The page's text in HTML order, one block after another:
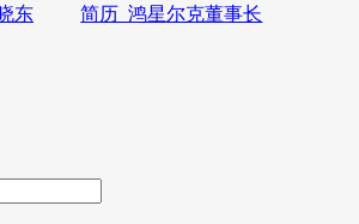
东
简历_鸿星尔克董事长